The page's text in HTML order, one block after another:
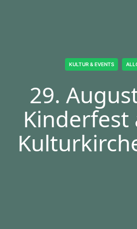
ALLGEMEIN KULTUR &
08.
Garten
KULTUR & EVENTS
29.
Kinderfest
ALLGEMEIN
Lausitz
2026